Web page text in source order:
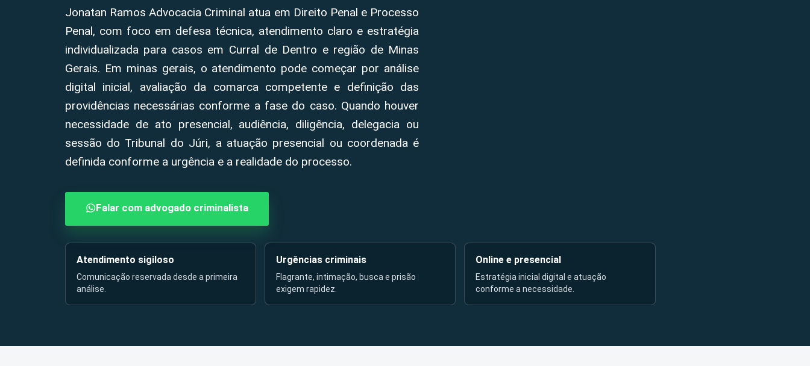
Jonatan Ramos Advocacia Criminal atua em Direito Penal e Processo
Penal, com foco em defesa técnica, atendimento claro e estratégia
individualizada para casos em Curral de Dentro e região de Minas
Gerais. Em minas gerais, o atendimento pode começar por análise
digital inicial, avaliação da comarca competente e definição das
providências necessárias conforme a fase do caso. Quando houver
necessidade de ato presencial, audiência, diligência, delegacia ou
sessão do Tribunal do Júri, a atuação presencial ou coordenada é
definida conforme a urgência e a realidade do processo.
Falar com advogado criminalista
Atendimento sigiloso
Comunicação reservada desde a primeira
análise.
Urgências criminais
Flagrante, intimação, busca e prisão
exigem rapidez.
Online e presencial
Estratégia inicial digital e atuação
conforme a necessidade.